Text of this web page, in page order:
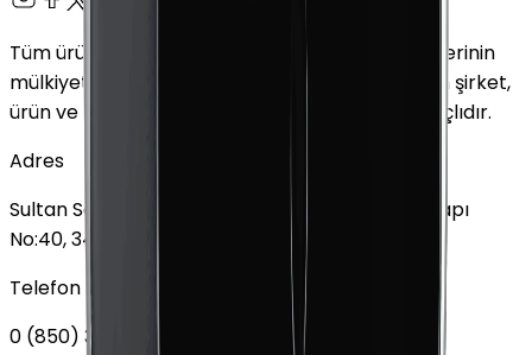
Tüm ürün adları, logolar ve markalar ilgili sahiplerinin
mülkiyetindedir. Bu web sitesinde kullanılan tüm şirket,
ürün ve hizmet adları yalnızca tanımlama amaçlıdır.
Adres
Sultan Selim Mahallesi, Lalegül Sokağı No:5, İç Kapı
No:40, 34415 Kağıthane/İstanbul
Telefon
0 (850) 303 79 79